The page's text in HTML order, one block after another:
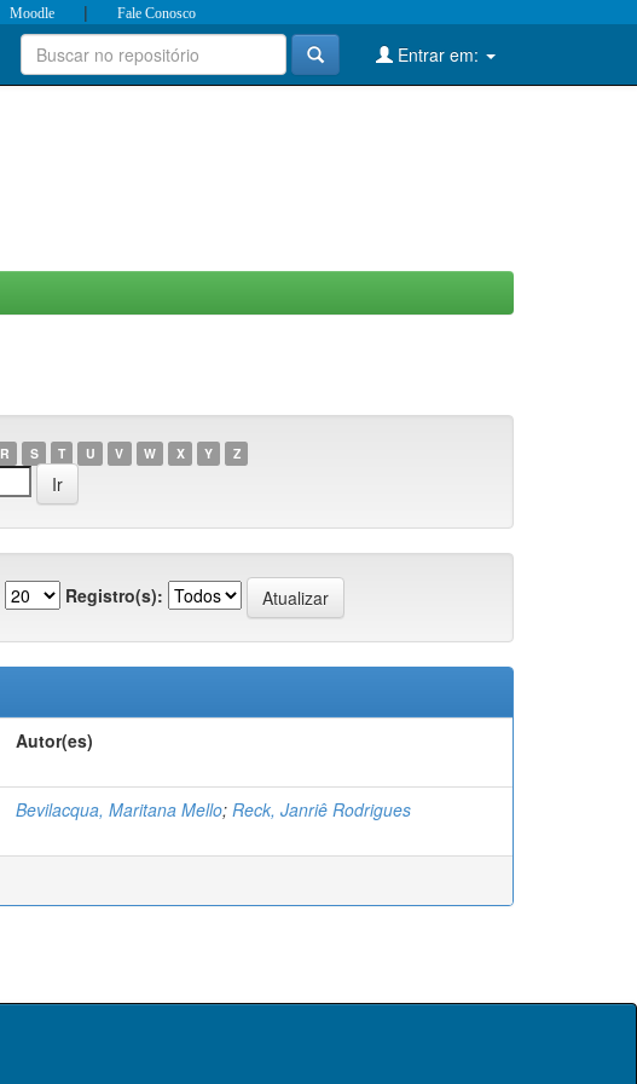
Moodle | Fale Conosco
Entrar em:
R S T U V W X Y Z
Registro(s):
Autor(es)
Bevilacqua, Maritana Mello; Reck, Janriê Rodrigues